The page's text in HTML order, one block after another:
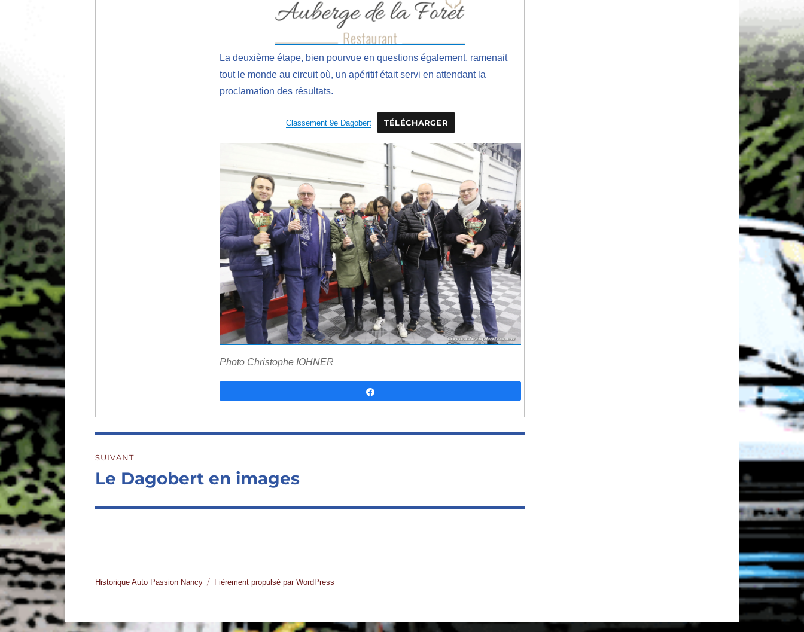
La deuxième étape, bien pourvue en questions également, ramenait
tout le monde au circuit où, un apéritif était servi en attendant la
proclamation des résultats.
Classement 9e Dagobert TÉLÉCHARGER
Photo Christophe IOHNER
de
SUIVANT
Publication
Le Dagobert en images
Historique Auto Passion Nancy Fièrement propulsé par WordPress